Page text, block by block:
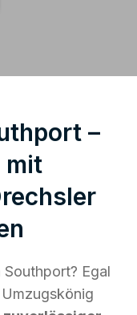
–
mit
Southport? Egal